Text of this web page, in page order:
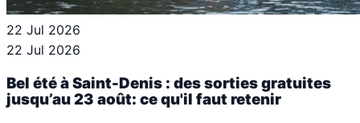
22 Jul 2026
22 Jul 2026
Bel été à Saint-Denis : des sorties gratuites
jusqu’au 23 août: ce qu'il faut retenir